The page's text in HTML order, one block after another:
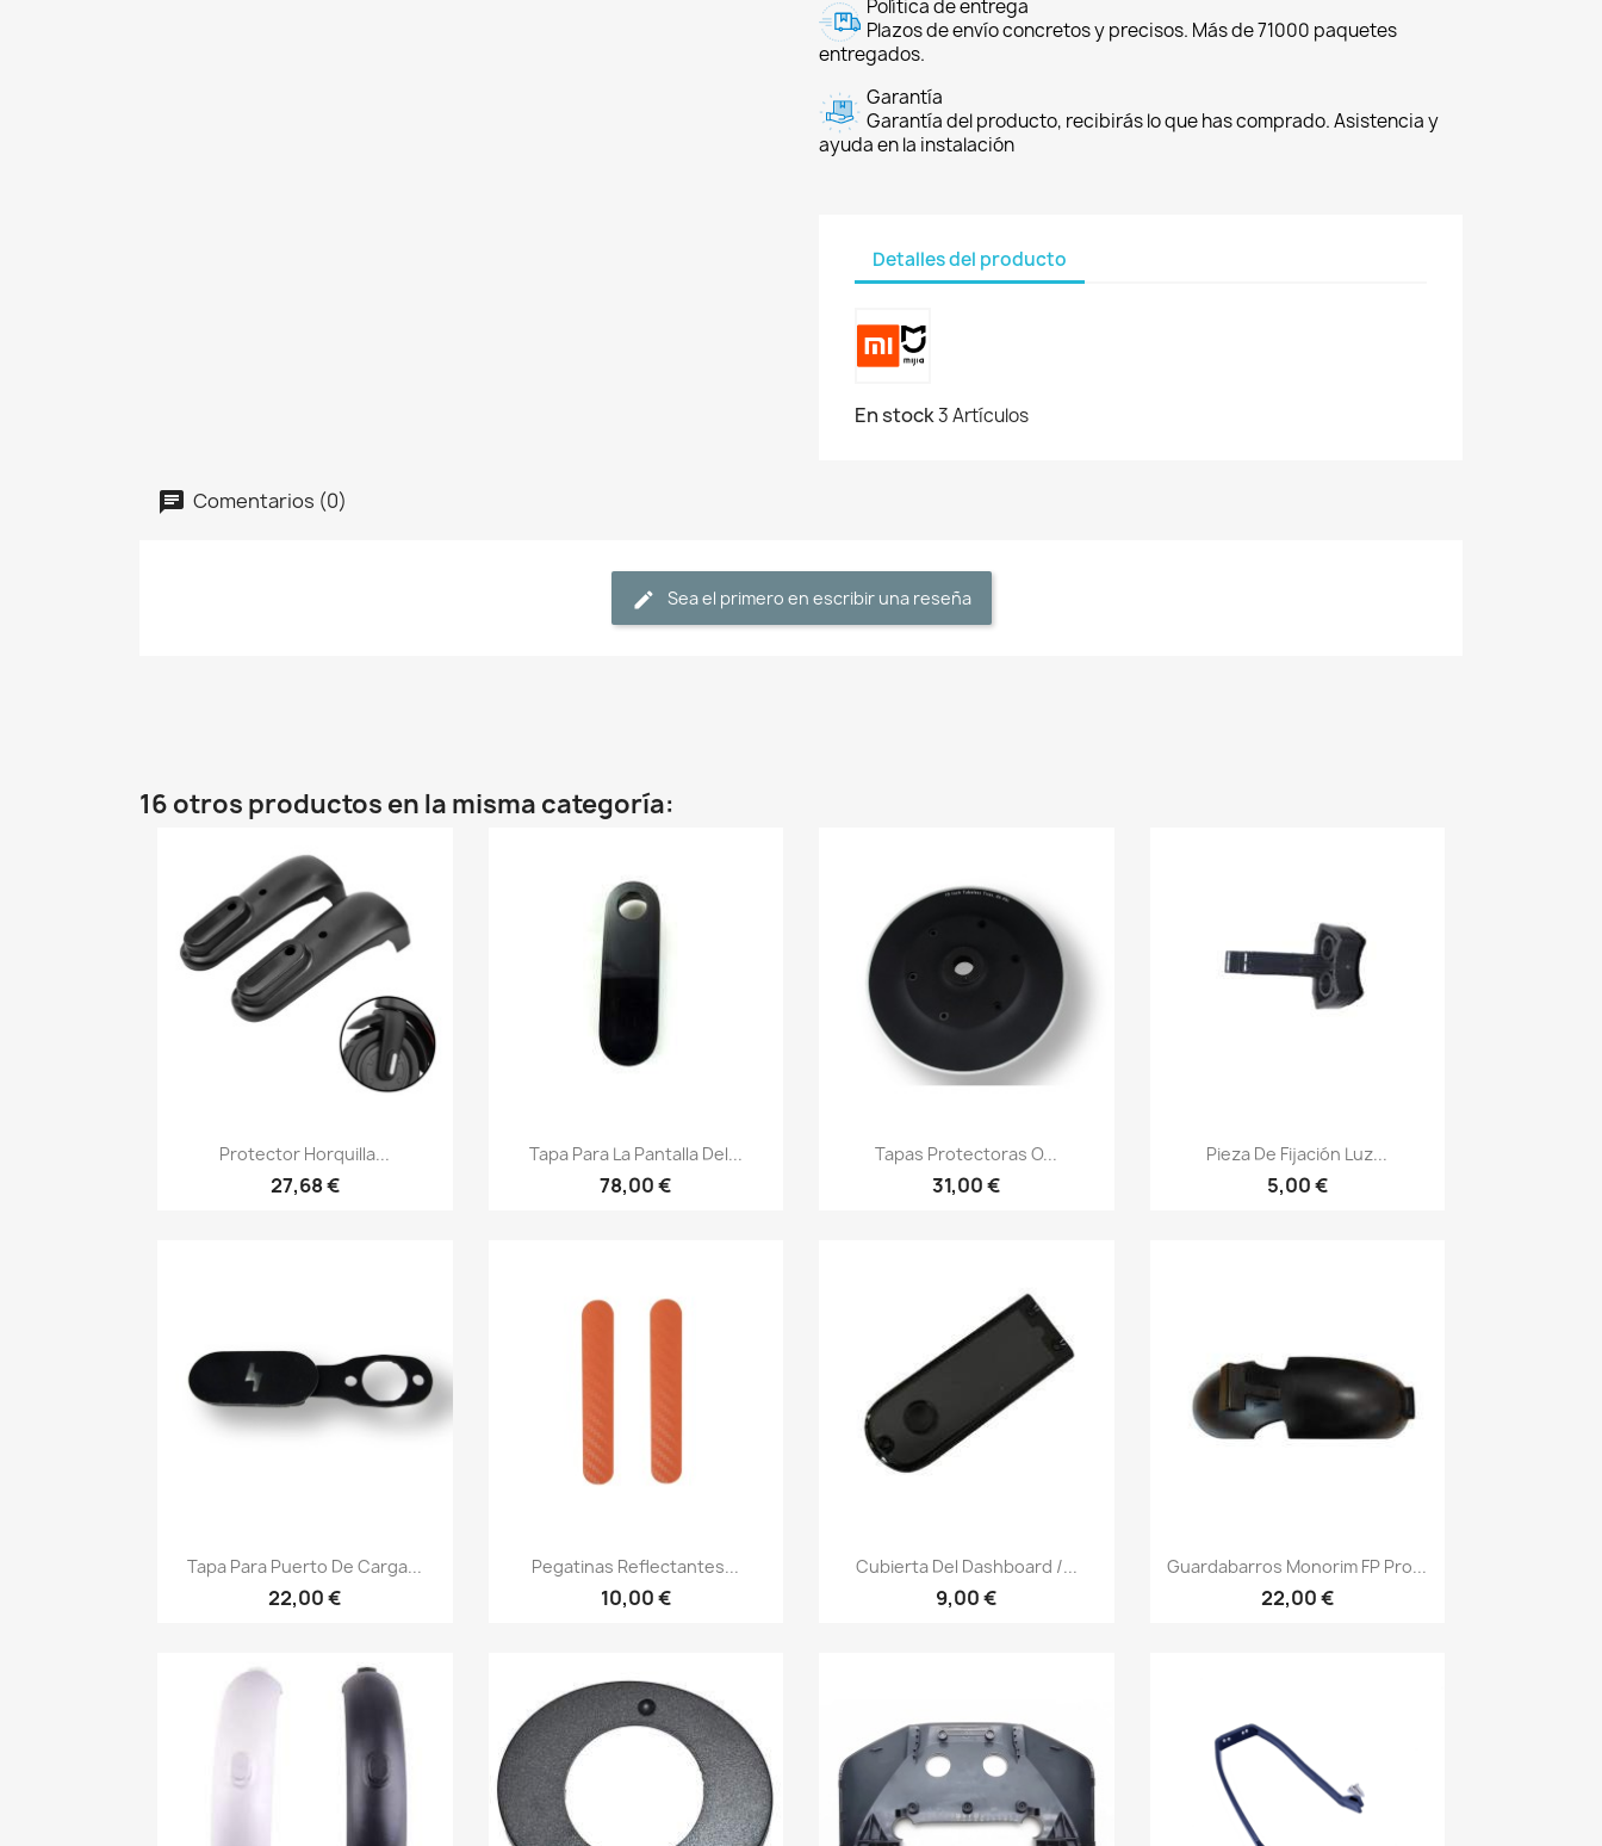
Política de entrega
Plazos de envío concretos y precisos. Más de 71000 paquetes
entregados.
Garantía
Garantía del producto, recibirás lo que has comprado. Asistencia y
ayuda en la instalación
Detalles del producto
En stock3 Artículos
Comentarios (0)
Sea el primero en escribir una reseña
16 otros productos en la misma categoría:
Vista rápida
Protector Horquilla...
27,68 €
Vista rápida
Tapa Para La Pantalla Del...
78,00 €
 Vista rápida
Tapas Protectoras O...
31,00 €
Vista rápida
Pieza De Fijación Luz...
5,00 €
Vista rápida
Tapa Para Puerto De Carga...
22,00 €
Vista rápida
Pegatinas Reflectantes...
10,00 €
Vista rápida
Cubierta Del Dashboard /...
9,00 €
Vista rápida
Guardabarros Monorim FP Pro...
22,00 €